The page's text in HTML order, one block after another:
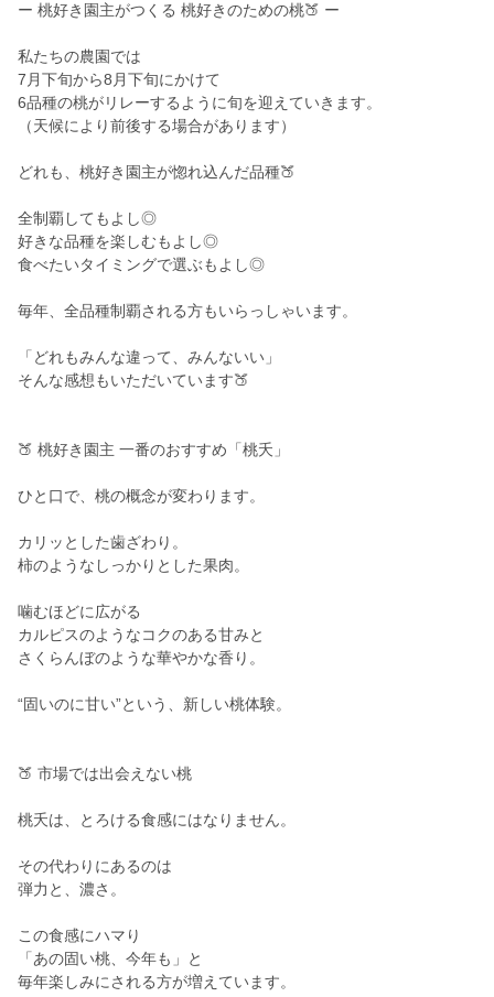
ー 桃好き園主がつくる 桃好きのための桃🍑 ー
私たちの農園では
7月下旬から8月下旬にかけて
6品種の桃がリレーするように旬を迎えていきます。
（天候により前後する場合があります）
どれも、桃好き園主が惚れ込んだ品種🍑
全制覇してもよし◎
好きな品種を楽しむもよし◎
食べたいタイミングで選ぶもよし◎
毎年、全品種制覇される方もいらっしゃいます。
「どれもみんな違って、みんないい」
そんな感想もいただいています🍑
🍑 桃好き園主 一番のおすすめ「桃夭」
ひと口で、桃の概念が変わります。
カリッとした歯ざわり。
柿のようなしっかりとした果肉。
噛むほどに広がる
カルピスのようなコクのある甘みと
さくらんぼのような華やかな香り。
“固いのに甘い”という、新しい桃体験。
🍑 市場では出会えない桃
桃夭は、とろける食感にはなりません。
その代わりにあるのは
弾力と、濃さ。
この食感にハマり
「あの固い桃、今年も」と
毎年楽しみにされる方が増えています。